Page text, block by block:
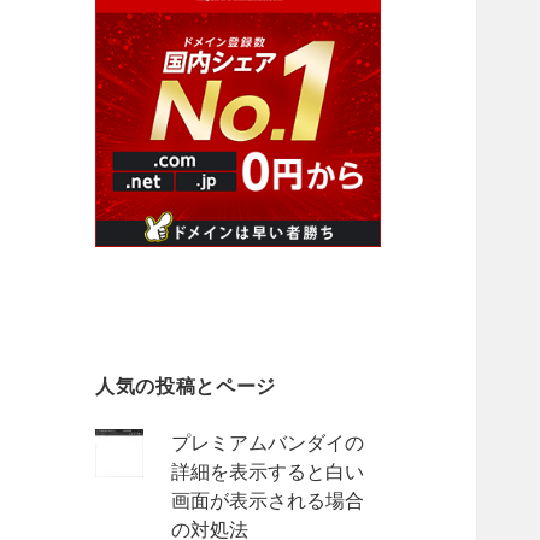
人気の投稿とページ
プレミアムバンダイの
詳細を表示すると白い
画面が表示される場合
の対処法